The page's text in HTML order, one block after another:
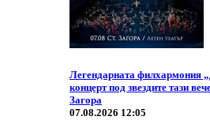
Легендарната филхармония
концерт под звездите тази
Загора
07.08.2026 12:05